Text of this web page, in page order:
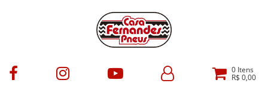
0 Itens
R$ 0,00